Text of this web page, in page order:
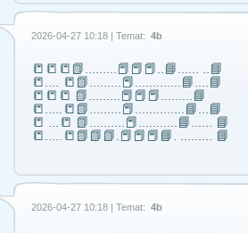
2026-04-27 10:18 | Temat: 4b
📒📒📒📗………📕📕📕..📘…… ..📘
📒…. 📒📗………📕………….📘….📘
📒📒📒 📗………📕📕📕………📘
📒…..📒📗………📕…………..📘…📘
📒 …📒 📗……….📕………..📘…… 📘
📒…..📒📗📗📗.📕📕📕📘. ……… 📘
2026-04-27 10:18 | Temat: 4b